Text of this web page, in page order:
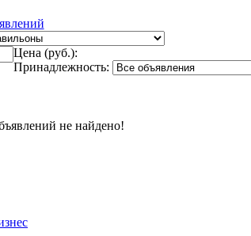
Цена (руб.):
Принадлежность:
не найдено!